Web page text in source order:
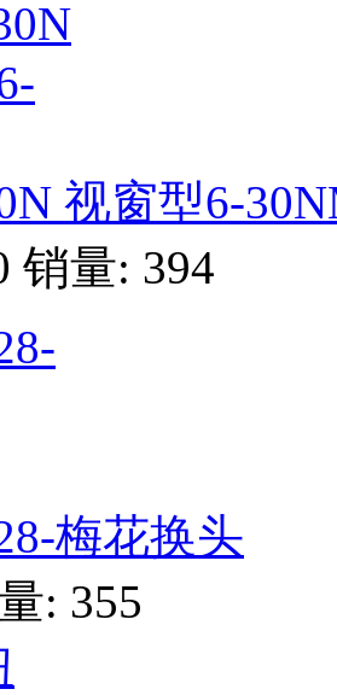
视窗型6-
销量: 394
梅花换头
: 355